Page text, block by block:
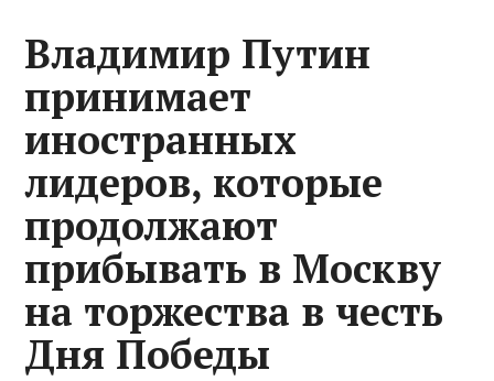
Владимир Путин
принимает
иностранных
лидеров, которые
продолжают
прибывать в Москву
на торжества в честь
Дня Победы